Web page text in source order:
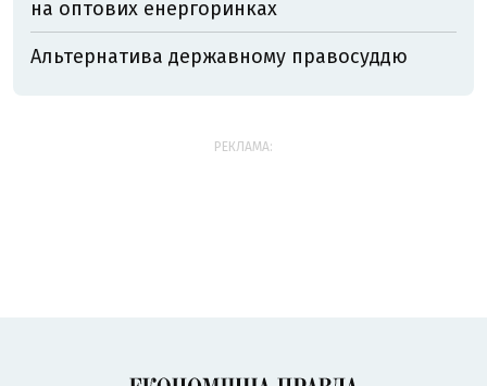
на оптових енергоринках
Альтернатива державному правосуддю
РЕКЛАМА: